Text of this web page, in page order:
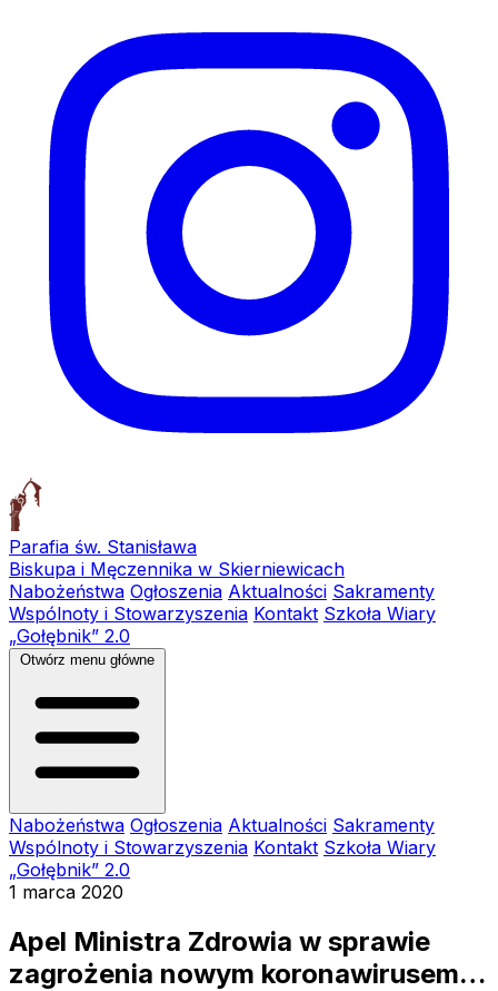
Parafia św. Stanisława
Biskupa i Męczennika w Skierniewicach
Nabożeństwa Ogłoszenia Aktualności Sakramenty
Wspólnoty i Stowarzyszenia Kontakt Szkoła Wiary
„Gołębnik” 2.0
Otwórz menu główne
Nabożeństwa Ogłoszenia Aktualności Sakramenty
Wspólnoty i Stowarzyszenia Kontakt Szkoła Wiary
„Gołębnik” 2.0
1 marca 2020
Apel Ministra Zdrowia w sprawie
zagrożenia nowym koronawirusem…